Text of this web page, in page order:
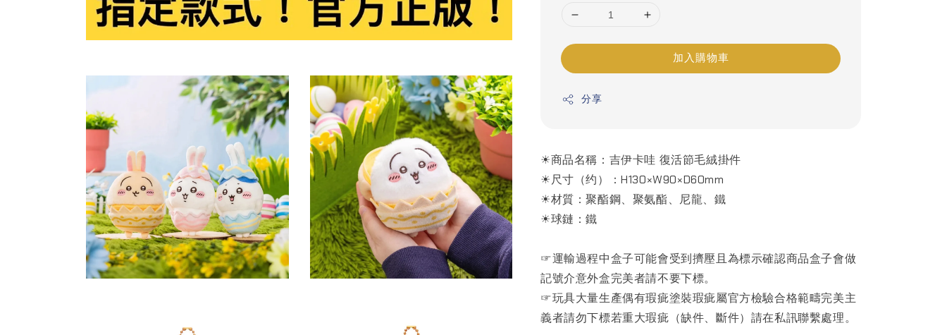
加入購物車
分享
☀商品名稱：吉伊卡哇 復活節毛絨掛件
☀尺寸（约）：H130×W90×D60mm
☀材質：聚酯鋼、聚氨酯、尼龍、鐵
☀球鏈：鐵
☞運輸過程中盒子可能會受到擠壓且為標示確認商品盒子會做
記號介意外盒完美者請不要下標。
☞玩具大量生產偶有瑕疵塗裝瑕疵屬官方檢驗合格範疇完美主
義者請勿下標若重大瑕疵（缺件、斷件）請在私訊聯繫處理。